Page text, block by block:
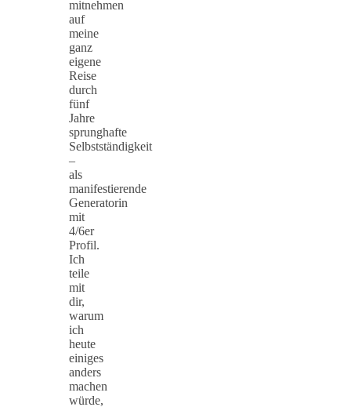
mitnehmen
auf
meine
ganz
eigene
Reise
durch
fünf
Jahre
sprunghafte
Selbstständigkeit
–
als
manifestierende
Generatorin
mit
4/6er
Profil.
Ich
teile
mit
dir,
warum
ich
heute
einiges
anders
machen
würde,